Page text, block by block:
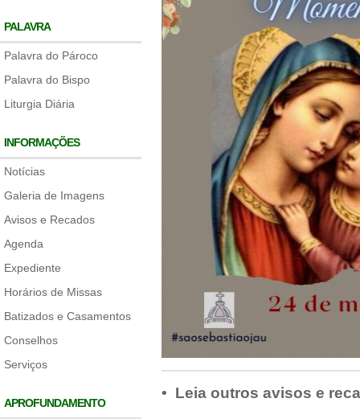
PALAVRA
Palavra do Pároco
Palavra do Bispo
Liturgia Diária
INFORMAÇÕES
Notícias
Galeria de Imagens
Avisos e Recados
Agenda
Expediente
Horários de Missas
Batizados e Casamentos
Conselhos
Serviços
APROFUNDAMENTO
• Leia outros avisos e